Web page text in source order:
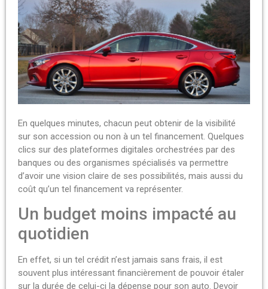
En quelques minutes, chacun peut obtenir de la visibilité
sur son accession ou non à un tel financement. Quelques
clics sur des plateformes digitales orchestrées par des
banques ou des organismes spécialisés va permettre
d’avoir une vision claire de ses possibilités, mais aussi du
coût qu’un tel financement va représenter.
Un budget moins impacté au
quotidien
En effet, si un tel crédit n’est jamais sans frais, il est
souvent plus intéressant financièrement de pouvoir étaler
sur la durée de celui-ci la dépense pour son auto. Devoir